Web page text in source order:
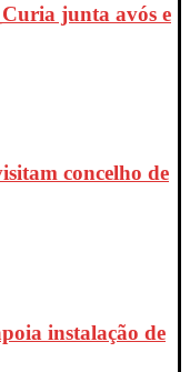
junta avós e
concelho de
instalação de